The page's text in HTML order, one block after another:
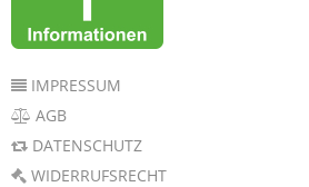
IMPRESSUM
AGB
DATENSCHUTZ
WIDERRUFSRECHT